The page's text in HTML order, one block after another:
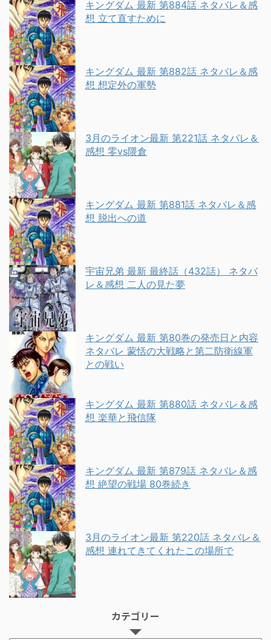
キングダム 最新 第884話 ネタバレ＆感
想 立て直すために
キングダム 最新 第882話 ネタバレ＆感
想 想定外の軍勢
3月のライオン最新 第221話 ネタバレ＆
感想 零vs隈倉
キングダム 最新 第881話 ネタバレ＆感
想 脱出への道
宇宙兄弟 最新 最終話（432話） ネタバ
レ＆感想 二人の見た夢
キングダム 最新 第80巻の発売日と内容
ネタバレ 蒙恬の大戦略と第二防衛線軍
との戦い
キングダム 最新 第880話 ネタバレ＆感
想 楽華と飛信隊
キングダム 最新 第879話 ネタバレ＆感
想 絶望の戦場 80巻続き
3月のライオン最新 第220話 ネタバレ＆
感想 連れてきてくれたこの場所で
カテゴリー